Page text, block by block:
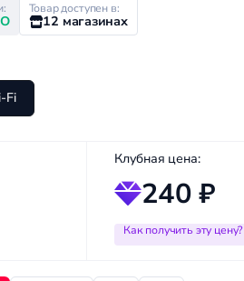
Товар доступен в:
12 магазинах
Fi
Клубная цена:
240 ₽
Как получить эту цену?